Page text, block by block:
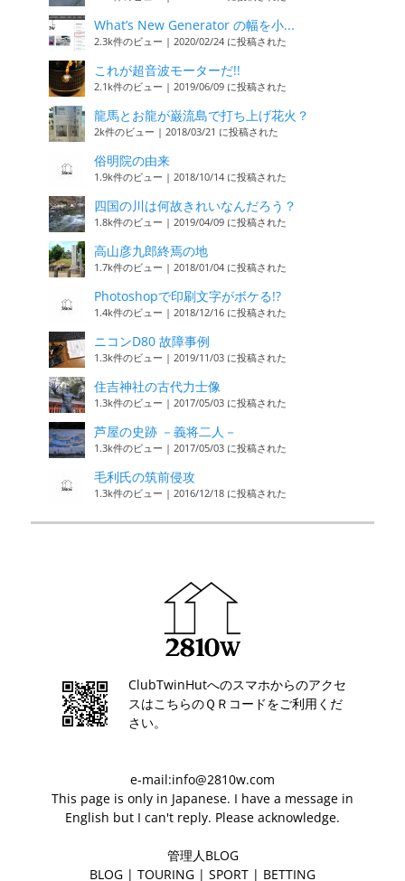
What’s New Generator の幅を小...
2.3k件のビュー | 2020/02/24 に投稿された
これが超音波モーターだ!!
2.1k件のビュー | 2019/06/09 に投稿された
龍馬とお龍が巌流島で打ち上げ花火？
2k件のビュー | 2018/03/21 に投稿された
俗明院の由来
1.9k件のビュー | 2018/10/14 に投稿された
四国の川は何故きれいなんだろう？
1.8k件のビュー | 2019/04/09 に投稿された
高山彦九郎終焉の地
1.7k件のビュー | 2018/01/04 に投稿された
Photoshopで印刷文字がボケる!?
1.4k件のビュー | 2018/12/16 に投稿された
ニコンD80 故障事例
1.3k件のビュー | 2019/11/03 に投稿された
住吉神社の古代力士像
1.3k件のビュー | 2017/05/03 に投稿された
芦屋の史跡 －義将二人－
1.3k件のビュー | 2017/05/03 に投稿された
毛利氏の筑前侵攻
1.3k件のビュー | 2016/12/18 に投稿された
ClubTwinHutへのスマホからのアクセ
スはこちらのＱＲコードをご利用くだ
さい。
e-mail:info@2810w.com
This page is only in Japanese. I have a message in
English but I can't reply. Please acknowledge.
管理人BLOG
BLOG | TOURING | SPORT | BETTING